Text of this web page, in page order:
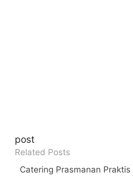
post
Related Posts
Catering Prasmanan